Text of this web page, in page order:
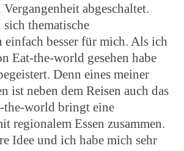
abgeschaltet.
thematische
einfach besser für mich. Als ich
Eat-the-world gesehen habe
Denn eines meiner
ist neben dem Reisen auch das
the-world bringt eine
regionalem Essen zusammen.
Idee und ich habe mich sehr